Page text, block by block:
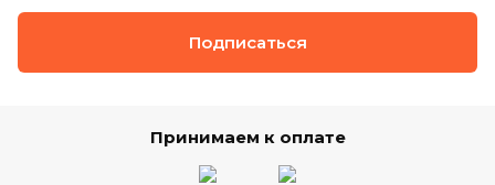
Подписаться
Принимаем к оплате